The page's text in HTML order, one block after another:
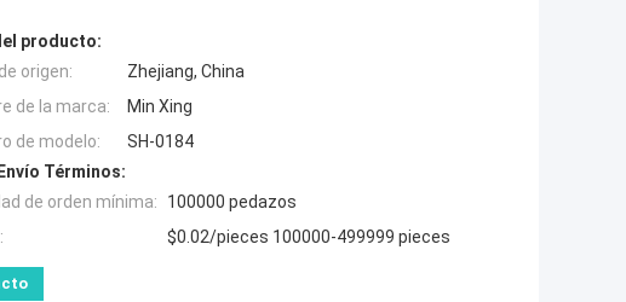
producto:
origen:
Zhejiang, China
de la marca:
Min Xing
de modelo:
SH-0184
Términos:
de orden mínima:
100000 pedazos
$0.02/pieces 100000-499999 pieces